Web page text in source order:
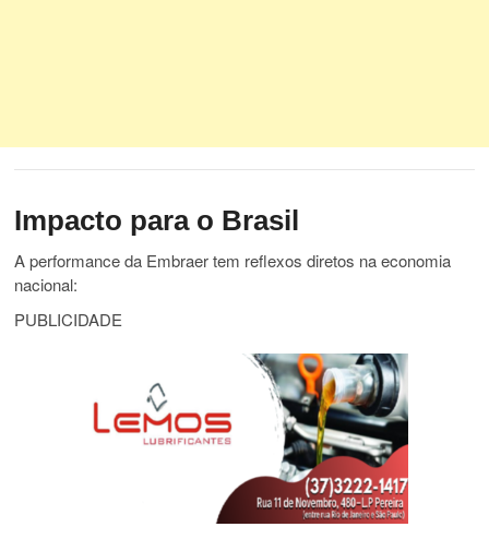
Impacto para o Brasil
A performance da Embraer tem reflexos diretos na economia
nacional:
PUBLICIDADE